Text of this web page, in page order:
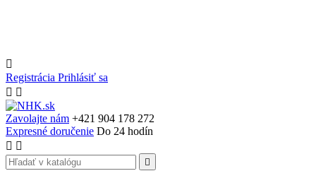

Registrácia Prihlásiť sa
 
Zavolajte nám +421 904 178 272
Expresné doručenie Do 24 hodín
 
